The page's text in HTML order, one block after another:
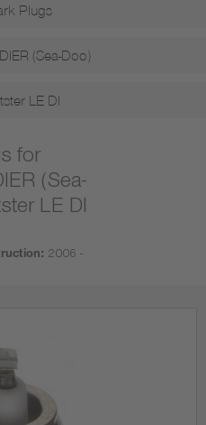
Plugs
(Sea-Doo)
LE DI
for
(Sea-
LE DI
2006 -